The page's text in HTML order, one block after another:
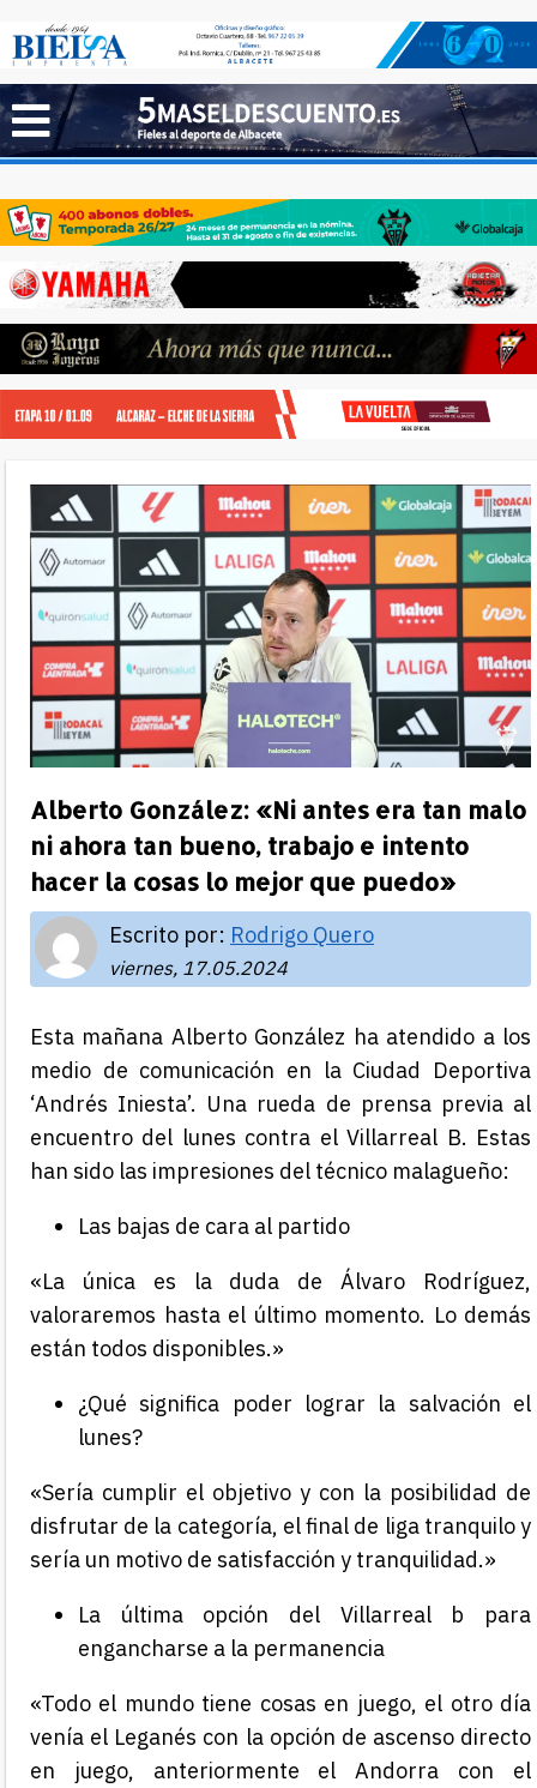
Alberto González: «Ni antes era tan malo
ni ahora tan bueno, trabajo e intento
hacer la cosas lo mejor que puedo»
Escrito por: Rodrigo Quero
viernes, 17.05.2024
Esta mañana Alberto González ha atendido a los
medio de comunicación en la Ciudad Deportiva
‘Andrés Iniesta’. Una rueda de prensa previa al
encuentro del lunes contra el Villarreal B. Estas
han sido las impresiones del técnico malagueño:
Las bajas de cara al partido
«La única es la duda de Álvaro Rodríguez,
valoraremos hasta el último momento. Lo demás
están todos disponibles.»
¿Qué significa poder lograr la salvación el
lunes?
«Sería cumplir el objetivo y con la posibilidad de
disfrutar de la categoría, el final de liga tranquilo y
sería un motivo de satisfacción y tranquilidad.»
La última opción del Villarreal b para
engancharse a la permanencia
«Todo el mundo tiene cosas en juego, el otro día
venía el Leganés con la opción de ascenso directo
en juego, anteriormente el Andorra con el